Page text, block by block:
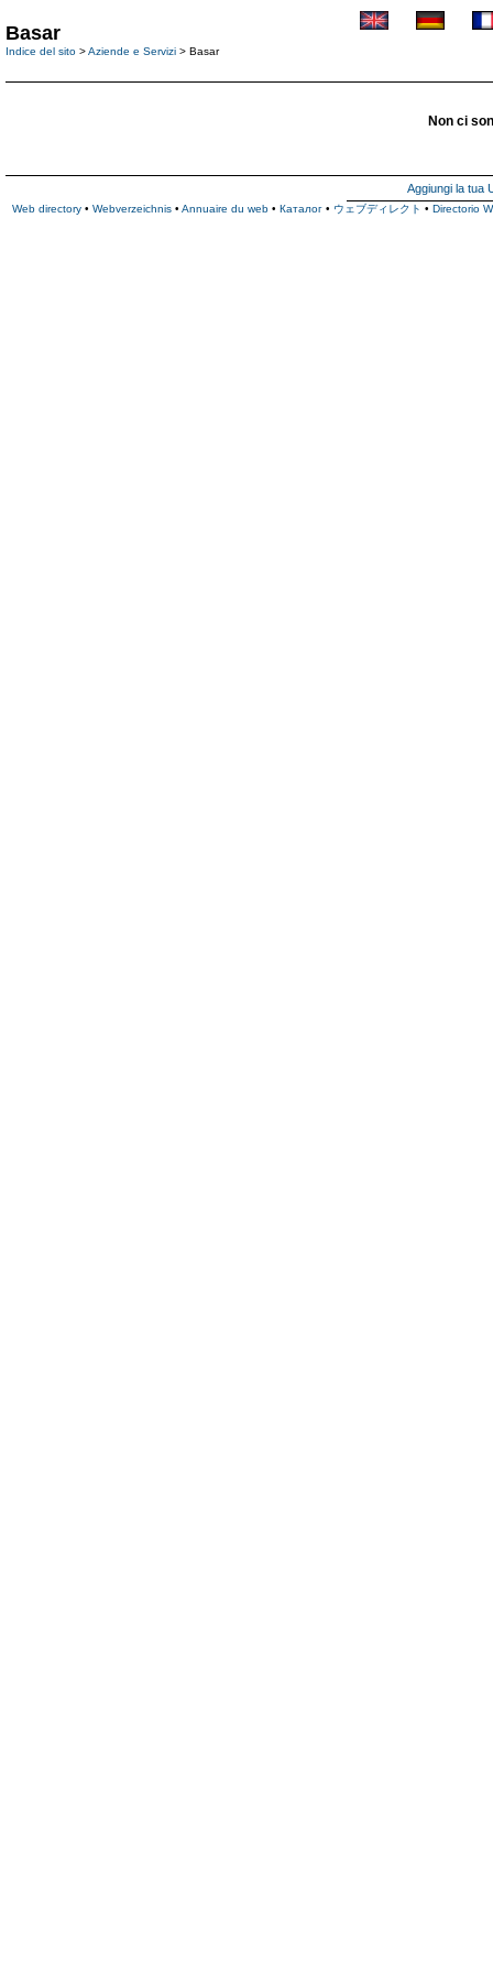
Basar
Indice del sito >Aziende e Servizi > Basar
Non ci
Aggiungi la tua
Web directory • Webverzeichnis • Annuaire du web • Каталог • ウェブディレクト • Directorio